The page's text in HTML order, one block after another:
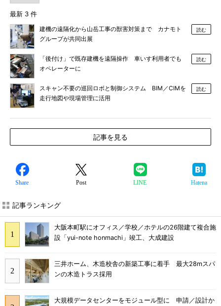
最新 3 件
建機の遠隔化から山岳工事の獣害対策まで カナモト
グループが共同出展
読む
「後付け」で既存建機を遠隔操作 車いす利用者でも
オペレーターに
読む
スキャン不要の巡回ロボと制御システム BIM／CIMを
走行地図や現場管理に活用
読む
記事を見る
Share Post LINE Hatena
記事ランキング
大阪本町駅にオフィス／学校／ホテルの26階建て複合施
設「yui-note honmachi」竣工、大成建設
三井ホーム、木造校舎の新築工事に着手 最大28mスパ
ンの木造トラス採用
大規模データセンターをモジュール型に 申請／設計か